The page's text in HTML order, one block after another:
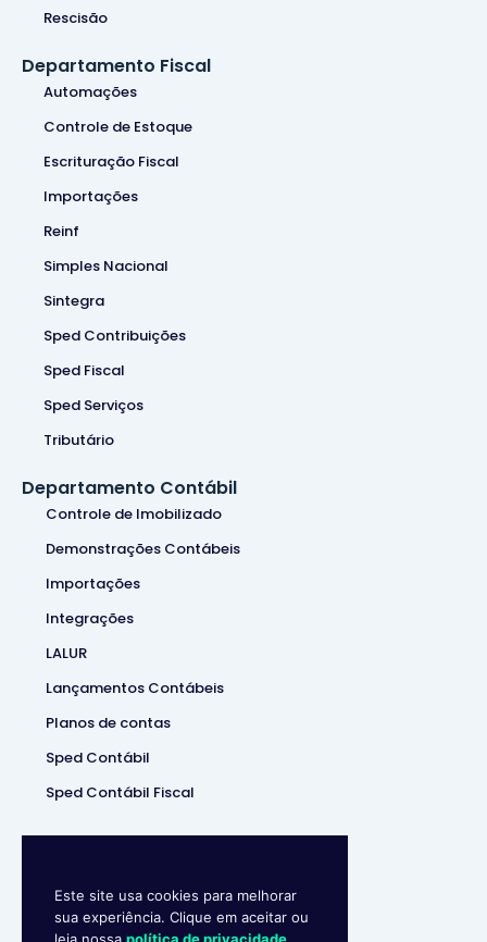
Rescisão
Departamento Fiscal
Automações
Controle de Estoque
Escrituração Fiscal
Importações
Reinf
Simples Nacional
Sintegra
Sped Contribuições
Sped Fiscal
Sped Serviços
Tributário
Departamento Contábil
Controle de Imobilizado
Demonstrações Contábeis
Importações
Integrações
LALUR
Lançamentos Contábeis
Planos de contas
Sped Contábil
Sped Contábil Fiscal
Este site usa cookies para melhorar
sua experiência. Clique em aceitar ou